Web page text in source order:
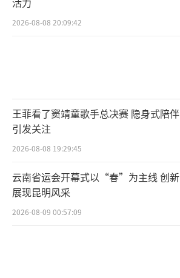
2026-08-08 20:09:42
王菲看了窦靖童歌手总决赛 隐身式陪伴
引发关注
2026-08-08 19:29:45
云南省运会开幕式以“春”为主线 创新
展现昆明风采
2026-08-09 00:57:09